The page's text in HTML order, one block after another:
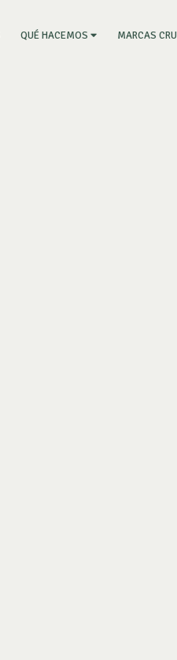
(CURRENT)
QUÉ HACEMOS MARCAS